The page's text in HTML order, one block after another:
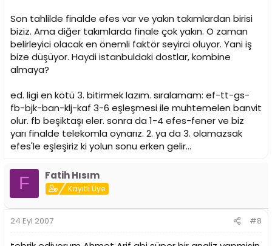
Son tahlilde finalde efes var ve yakın takımlardan birisi
biziz. Ama diğer takımlarda finale çok yakın. O zaman
belirleyici olacak en önemli faktör seyirci oluyor. Yani iş
bize düşüyor. Haydi istanbuldaki dostlar, kombine
almaya?
ed. ligi en kötü 3. bitirmek lazım. sıralamam: ef-tt-gs-
fb-bjk-ban-klj-kaf 3-6 eşleşmesi ile muhtemelen banvit
olur. fb beşiktaşı eler. sonra da 1-4 efes-fener ve biz
yarı finalde telekomla oynarız. 2. ya da 3. olamazsak
efes'le eşleşiriz ki yolun sonu erken gelir...
F Fatih Hısım
Kayıtlı Üye
24 Eyl 2007 #8